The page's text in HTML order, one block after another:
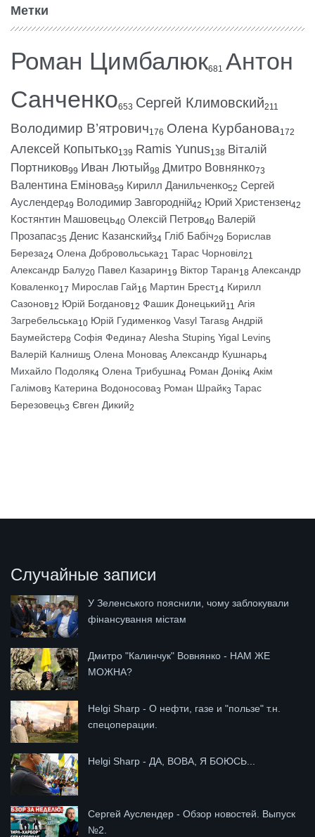
Метки
Роман Цимбалюк681 Антон
Санченко653 Сергей Климовский211
Володимир В’ятрович176 Олена Курбанова172
Алексей Копытько139 Ramis Yunus138 Віталій
Портников99 Иван Лютый98 Дмитро Вовнянко73
Валентина Емінова59 Кирилл Данильченко52 Сергей
Ауслендер49 Володимир Завгородній42 Юрий Христензен42
Костянтин Машовець40 Олексій Петров40 Валерій
Прозапас35 Денис Казанский34 Гліб Бабіч29 Борислав
Береза24 Олена Добровольська21 Тарас Чорновіл21
Александр Балу20 Павел Казарин19 Віктор Таран18 Александр
Коваленко17 Мирослав Гай16 Мартин Брест14 Кирилл
Сазонов12 Юрій Богданов12 Фашик Донецький11 Агія
Загребельська10 Юрій Гудименко9 Vasyl Taras8 Андрій
Баумейстер8 Софія Федина7 Alesha Stupin5 Yigal Levin5
Валерій Калниш5 Олена Монова5 Александр Кушнарь4
Михайло Подоляк4 Олена Трибушна4 Роман Донік4 Акім
Галімов3 Катерина Водоносова3 Роман Шрайк3 Тарас
Березовець3 Євген Дикий2
Случайные записи
У Зеленського пояснили, чому заблокували
фінансування містам
Дмитро "Калинчук" Вовнянко - НАМ ЖЕ
МОЖНА?
Helgi Sharp - О нефти, газе и "пользе" т.н.
спецоперации.
Helgi Sharp - ДА, ВОВА, Я БОЮСЬ...
Сергей Ауслендер - Обзор новостей. Выпуск
№2.